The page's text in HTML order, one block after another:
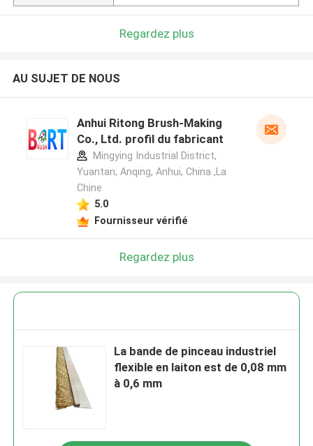
Regardez plus
AU SUJET DE NOUS
Anhui Ritong Brush-Making
Co., Ltd. profil du fabricant
Mingying Industrial District,
Yuantan, Anqing, Anhui, China ,La
Chine
5.0
Fournisseur vérifié
Regardez plus
La bande de pinceau industriel
flexible en laiton est de 0,08 mm
à 0,6 mm